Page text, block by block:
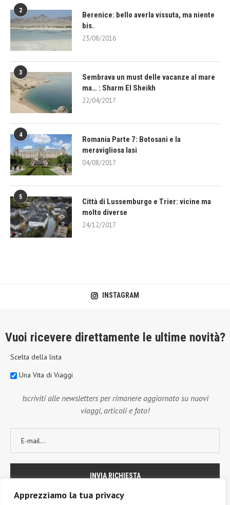
Apprezziamo la tua privacy
2
Berenice: bello averla vissuta, ma niente
bis.
23/08/2016
3
Sembrava un must delle vacanze al mare
ma… : Sharm El Sheikh
22/04/2017
4
Romania Parte 7: Botosani e la
meravigliosa Iasi
04/08/2017
5
Città di Lussemburgo e Trier: vicine ma
molto diverse
24/12/2017
INSTAGRAM
Vuoi ricevere direttamente le ultime novità?
Scelta della lista
Una Vita di Viaggi
Iscriviti alle newsletters per rimanere aggiornato su nuovi
viaggi, articoli e foto!